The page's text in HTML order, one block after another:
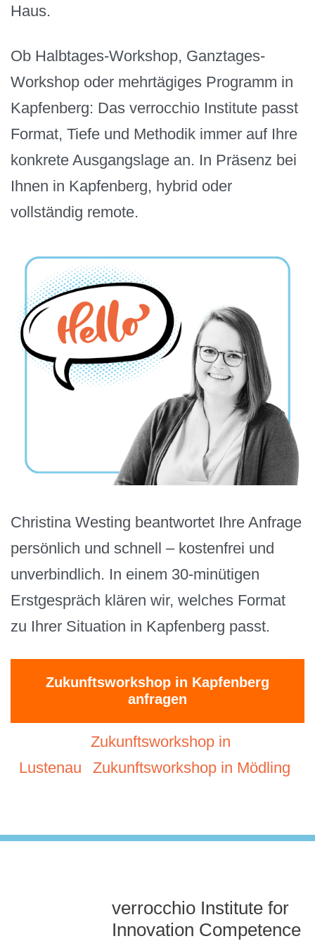
Haus.
Ob Halbtages-Workshop, Ganztages-
Workshop oder mehrtägiges Programm in
Kapfenberg: Das verrocchio Institute passt
Format, Tiefe und Methodik immer auf Ihre
konkrete Ausgangslage an. In Präsenz bei
Ihnen in Kapfenberg, hybrid oder
vollständig remote.
Christina Westing beantwortet Ihre Anfrage
persönlich und schnell – kostenfrei und
unverbindlich. In einem 30-minütigen
Erstgespräch klären wir, welches Format
zu Ihrer Situation in Kapfenberg passt.
Zukunftsworkshop in Kapfenberg
anfragen
Zukunftsworkshop in
Lustenau
Zukunftsworkshop in Mödling
verrocchio Institute for
Innovation Competence